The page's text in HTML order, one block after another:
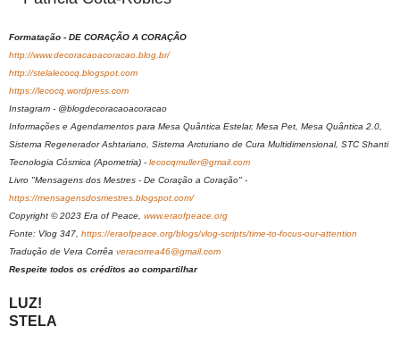
Formatação - DE CORAÇÃO A CORAÇÃO
http://www.decoracaoacoracao.blog.br/
http://stelalecocq.blogspot.com
https://lecocq.wordpress.com
Instagram - @blogdecoracaoacoracao
Informações e Agendamentos para Mesa Quântica Estelar, Mesa Pet, Mesa Quântica 2.0,
Sistema Regenerador Ashtariano, Sistema Arcturiano de Cura Multidimensional, STC Shanti
Tecnologia Cósmica (Apometria) - lecocqmuller@gmail.com
Livro "Mensagens dos Mestres - De Coração a Coração" -
https://mensagensdosmestres.blogspot.com/
Copyright © 2023 Era of Peace, www.eraofpeace.org
Fonte: Vlog 347, https://eraofpeace.org/blogs/vlog-scripts/time-to-focus-our-attention
Tradução de Vera Corrêa veracorrea46@gmail.com
Respeite todos os créditos ao compartilhar
LUZ!
STELA